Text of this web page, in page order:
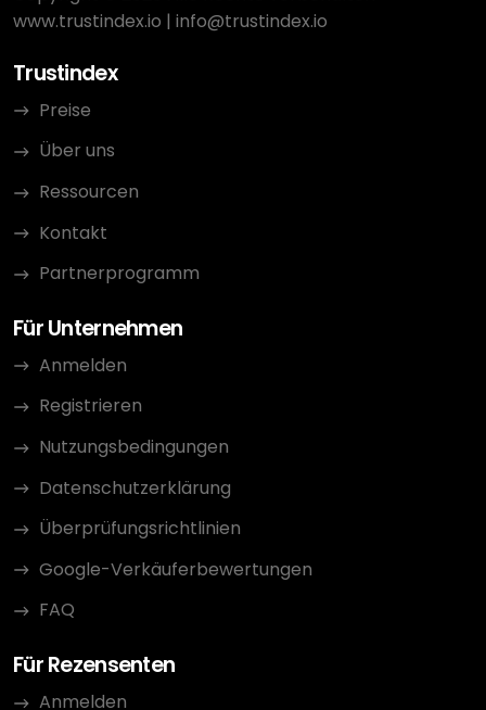
www.trustindex.io | info@trustindex.io
Trustindex
Preise
Über uns
Ressourcen
Kontakt
Partnerprogramm
Für Unternehmen
Anmelden
Registrieren
Nutzungsbedingungen
Datenschutzerklärung
Überprüfungsrichtlinien
Google-Verkäuferbewertungen
FAQ
Für Rezensenten
Anmelden